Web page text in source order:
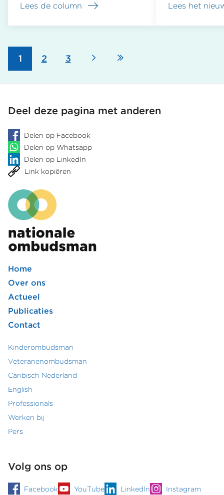
Lees de column Lees het
Paginering
Pagina
1 Pagina
2 Pagina
3 Volgende
paginapagina
Deel deze pagina met anderen
Delen op Facebook
Delen op Whatsapp
Delen op LinkedIn
Link kopiëren
Footer
hoofdmenu
Home
Over ons
Actueel
Publicaties
Contact
Footer
secundair
menu
Kinderombudsman
Veteranenombudsman
Caribisch Nederland
English
Professionals
Werken bij
Pers
Volg ons op
Facebook YouTube LinkedIn Instagram